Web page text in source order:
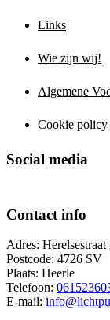
Links
Wie zijn wij!
Algemene
Cookie policy
Social media
Contact info
Adres: Herelsestraat
Postcode: 4726 SV
Plaats: Heerle
Telefoon:
E-mail: